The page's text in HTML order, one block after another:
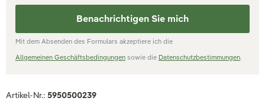
Benachrichtigen Sie mich
Mit dem Absenden des Formulars akzeptiere ich die
Allgemeinen Geschäftsbedingungen sowie die Datenschutzbestimmungen.
Artikel-Nr.: 5950500239